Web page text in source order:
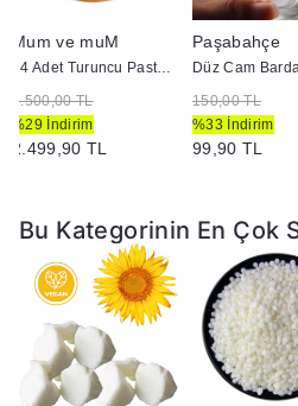
Mum ve muM
24 Adet Turuncu Pastel Renk Cam Mumluk - İç Boyama - Doluma Uygun 403
3.500,00 TL
%29 İndirim
2.499,90 TL
Paşabahçe
150,00 TL
%33 İndirim
99,90 TL
Bu Kategorinin En Çok